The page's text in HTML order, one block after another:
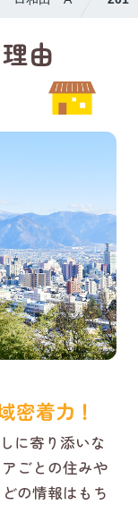
由
密着力！
に寄り添いな
ごとの住みや
の情報はもち